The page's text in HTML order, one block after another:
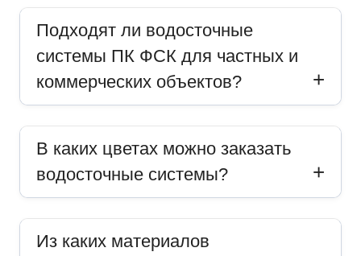
Подходят ли водосточные
системы ПК ФСК для частных и
коммерческих объектов?
В каких цветах можно заказать
водосточные системы?
Из каких материалов